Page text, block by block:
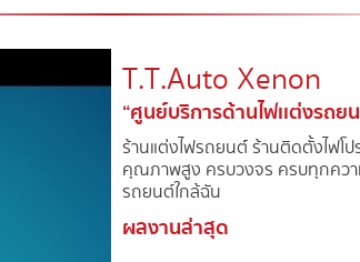
T.T.Auto Xenon​
“ศูนย์บริการด้านไฟเเต่งรถย
ร้านแต่งไฟรถยนต์์ ร้านติดตั้งไฟโ
คุณภาพสูง ครบวงจร ครบทุกควา
รถยนต์ใกล้ฉัน
ผลงานล่าสุด